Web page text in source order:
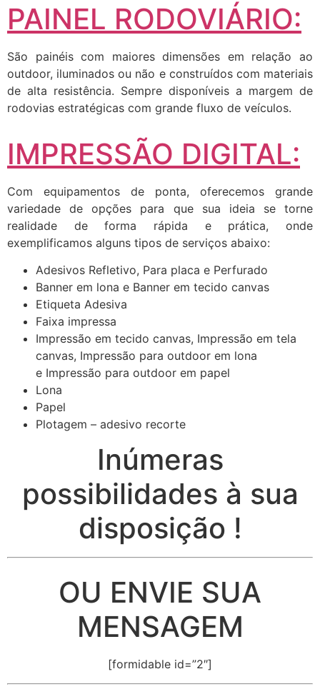
PAINEL RODOVIÁRIO:
São painéis com maiores dimensões em relação ao
outdoor, iluminados ou não e construídos com materiais
de alta resistência. Sempre disponíveis a margem de
rodovias estratégicas com grande fluxo de veículos.
IMPRESSÃO DIGITAL:
Com equipamentos de ponta, oferecemos grande
variedade de opções para que sua ideia se torne
realidade de forma rápida e prática, onde
exemplificamos alguns tipos de serviços abaixo:
Adesivos Refletivo, Para placa e Perfurado
Banner em lona e Banner em tecido canvas
Etiqueta Adesiva
Faixa impressa
Impressão em tecido canvas, Impressão em tela
canvas, Impressão para outdoor em lona
e Impressão para outdoor em papel
Lona
Papel
Plotagem – adesivo recorte
Inúmeras
possibilidades à sua
disposição !
OU ENVIE SUA
MENSAGEM
[formidable id=”2″]